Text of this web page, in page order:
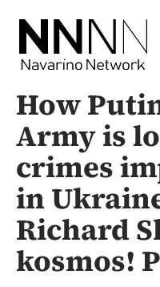
content
How
Army is
crimes
in
Richard
kosmos!